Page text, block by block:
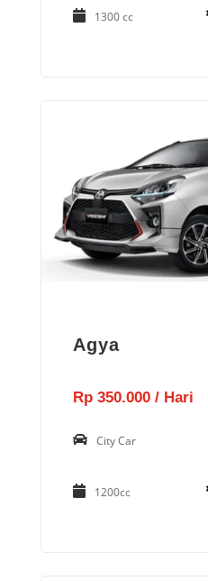
1300 cc
Agya
Rp 350.000 / Hari
City Car
1200cc